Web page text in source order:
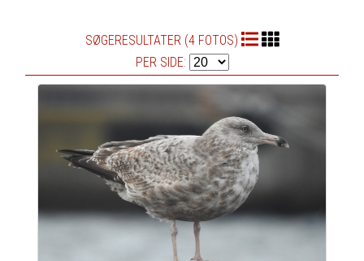
SØGERESULTATER (4 FOTOS)
PER SIDE: